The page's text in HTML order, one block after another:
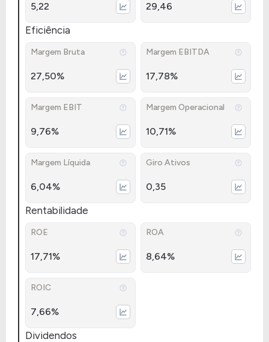
5,22 29,46
Eficiência
Margem Bruta
27,50%
Margem EBITDA
17,78%
Margem EBIT
9,76%
Margem Operacional
10,71%
Margem Líquida
6,04%
Giro Ativos
0,35
Rentabilidade
ROE
17,71%
ROA
8,64%
ROIC
7,66%
Dividendos